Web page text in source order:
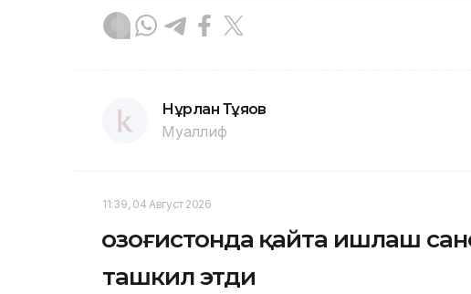
Нұрлан Тұяқов
Муаллиф
11:39, 04 Август 2026
Қозоғистонда қайта ишлаш
ташкил этди